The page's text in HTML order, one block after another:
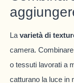
La varietà di
camera.
o tessuti lavorati a
catturano la luce in